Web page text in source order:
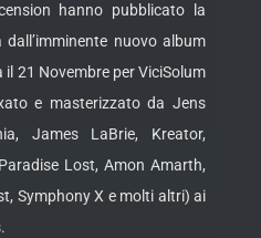
hanno pubblicato la
nuovo album
il 21 Novembre per ViciSolum
e masterizzato da Jens
James LaBrie, Kreator,
Lost, Amon Amarth,
Symphony X e molti altri) ai